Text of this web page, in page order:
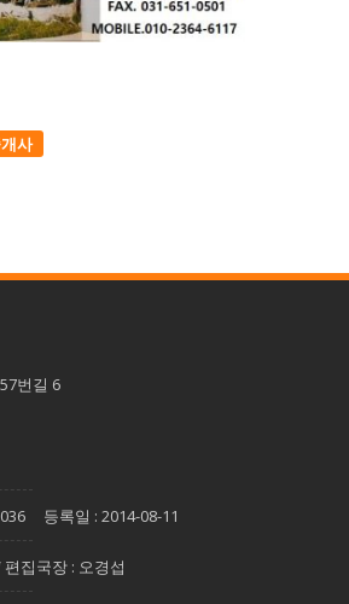
사
번길 6
등록일 : 2014-08-11
집국장 : 오경섭